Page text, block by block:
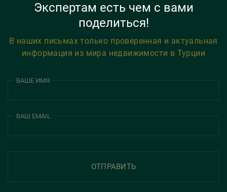
Экспертам есть чем с вами
поделиться!
В наших письмах только проверенная и актуальная
информация из мира недвижимости в Турции
ВАШЕ ИМЯ
ВАШ EMAIL
ОТПРАВИТЬ